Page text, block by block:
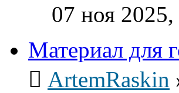
07 ноя
Материал для
ArtemRaskin